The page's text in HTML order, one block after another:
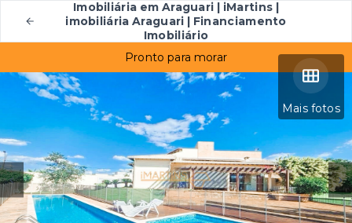
Imobiliária em Araguari | iMartins |
imobiliária Araguari | Financiamento
Imobiliário
Mais fotos
Pronto para morar